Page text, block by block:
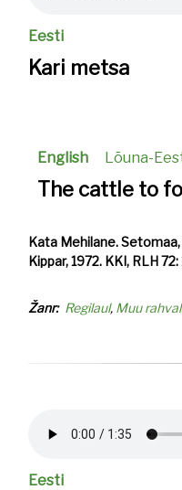
Eesti
Kari metsa
English Lõuna-
The cattle to
Kata Mehilane.
Kippar, 1972. KKI, RLH 72:
Žanr Regilaul Muu
Eesti